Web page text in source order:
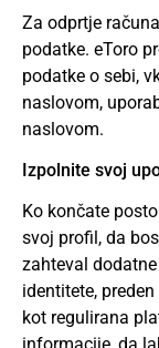
Za odprtje
podatke. eToro
podatke o sebi,
naslovom,
naslovom.
Izpolnite svoj
Ko končate
svoj profil, da
zahteval
identitete,
kot regulirana